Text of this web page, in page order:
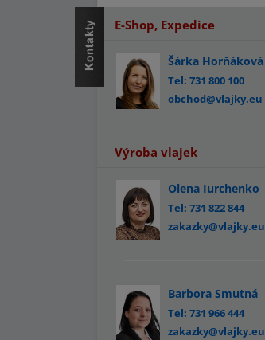
E-Shop, Expedice
Šárka Horňáková
Tel: 731 800 100
obchod@vlajky.eu
Výroba vlajek
Olena Iurchenko
Tel: 731 822 844
zakazky@vlajky.eu
Barbora Smutná
Tel: 731 966 444
zakazky@vlajky.eu